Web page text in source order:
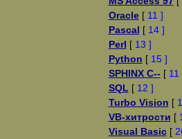
Oracle[ 11 ]
Pascal [ 14 ]
Perl [ 13 ]
Python [ 15 ]
SPHINX C-- [ 11
SQL [ 12 ]
Turbo Vision [
VB-хитрости [
Visual Basic[